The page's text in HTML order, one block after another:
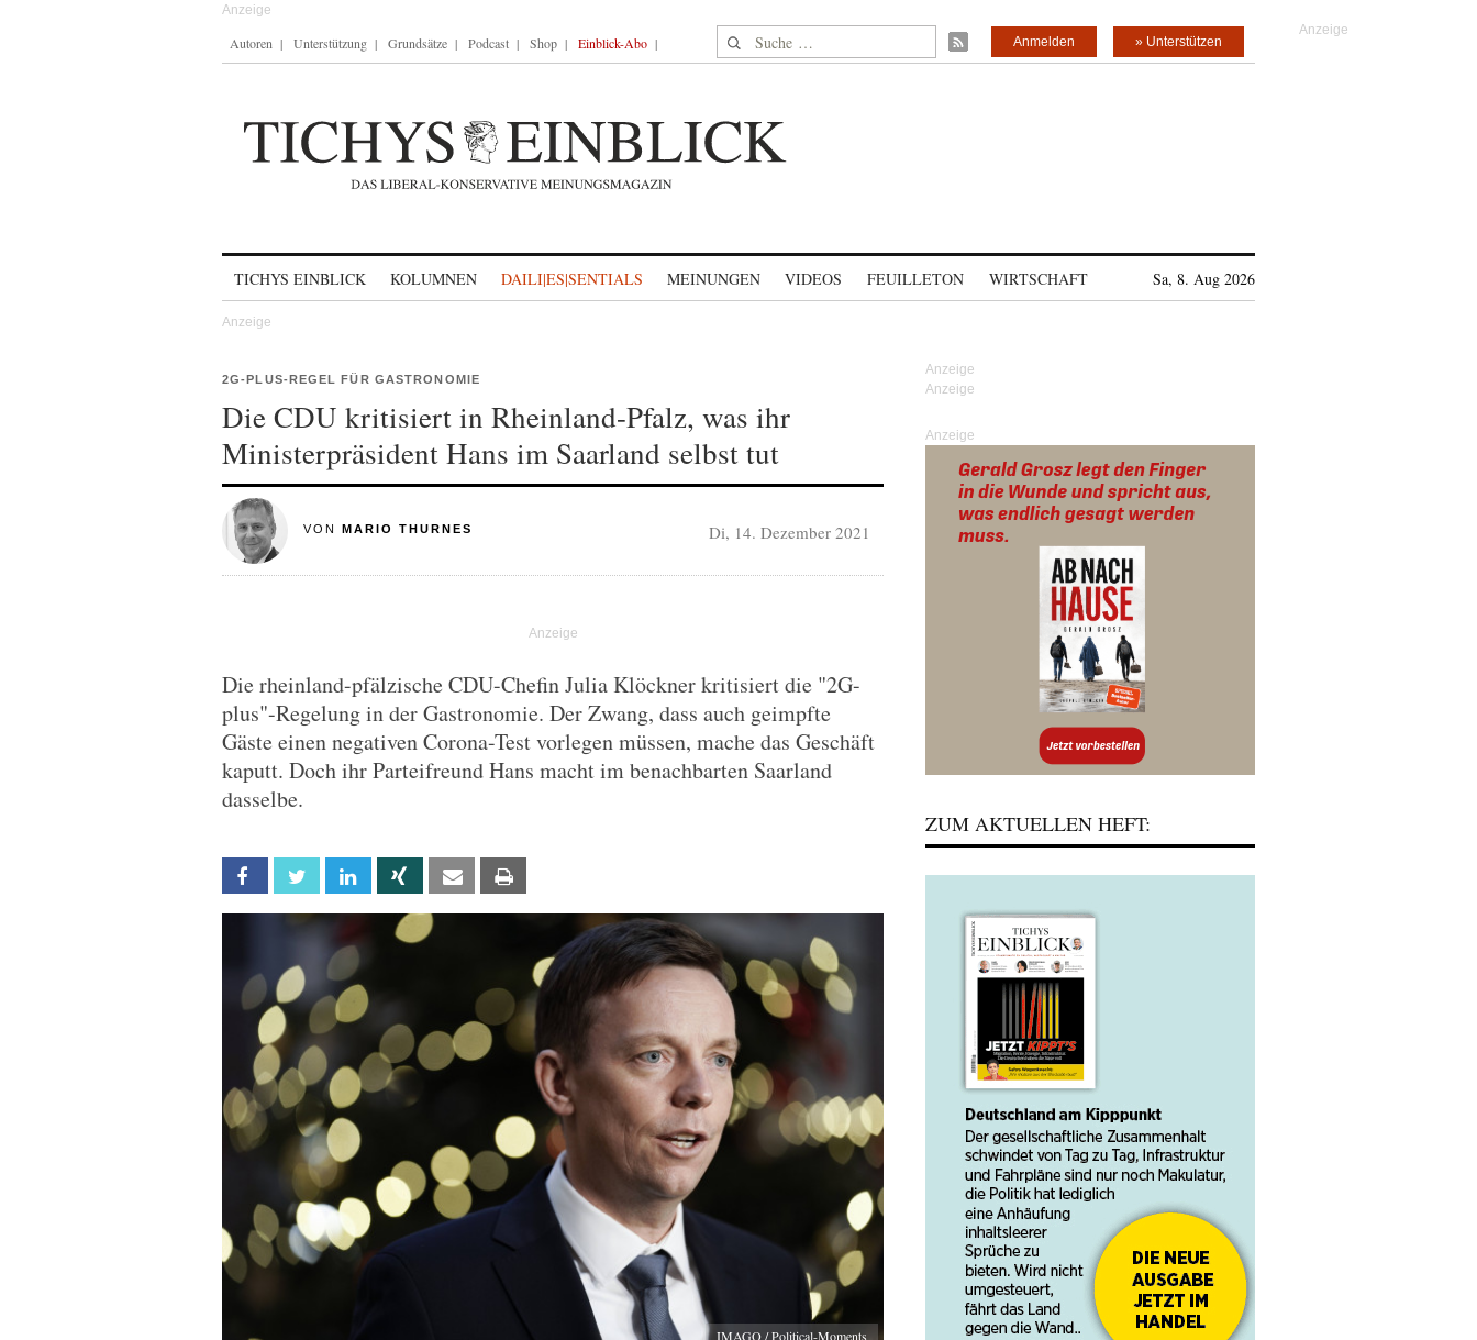
Autoren Unterstützung Grundsätze Podcast Shop Einblick-Abo Suche nach: » Unterstützen
Anmelden
TICHYS EINBLICK KOLUMNEN DAILI|ES|SENTIALS MEINUNGEN VIDEOS FEUILLETON WIRTSCHAFT Sa, 8. Aug 2026
2G-PLUS-REGEL FÜR GASTRONOMIE
Die CDU kritisiert in Rheinland-Pfalz, was ihr
Ministerpräsident Hans im Saarland selbst tut
VON MARIO THURNES Di, 14. Dezember 2021
Die rheinland-pfälzische CDU-Chefin Julia Klöckner kritisiert die "2G-
plus"-Regelung in der Gastronomie. Der Zwang, dass auch geimpfte
Gäste einen negativen Corona-Test vorlegen müssen, mache das Geschäft
kaputt. Doch ihr Parteifreund Hans macht im benachbarten Saarland
dasselbe.
Facebook Twitter Linkedin Xing Email
IMAGO / Political-Moments
Anzeige
ZUM AKTUELLEN HEFT: